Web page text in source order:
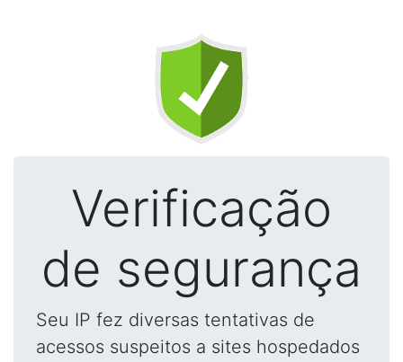
Verificação
de segurança
Seu IP fez diversas tentativas de
acessos suspeitos a sites hospedados